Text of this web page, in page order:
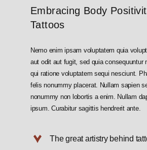
Embracing Body
Tattoos
Nemo enim ipsam voluptatem quia
aut odit aut fugit, sed quia consequuntur
qui ratione voluptatem sequi nesciunt.
felis nonummy placerat. Nullam sapien
nonummy non lobortis a enim. Nullam
ipsum. Curabitur sagittis hendrerit ante.
The great artistry behind